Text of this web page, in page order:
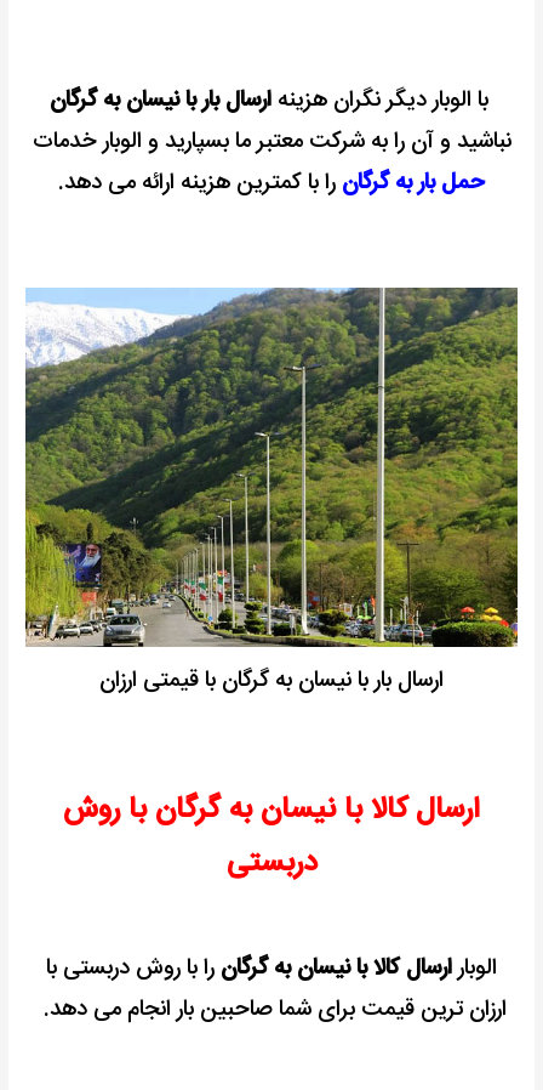
با الوبار دیگر نگران هزینهارسال بار با نیسان به گرگان
نباشید و آن را به شرکت معتبر ما بسپارید و الوبار خدمات
حمل بار به گرگان را با کمترین هزینه ارائه می دهد.
ارسال بار با نیسان به گرگان با قیمتی ارزان
ارسال کالا با نیسان به گرگان با روش
دربستی
الوبارارسال کالا با نیسان به گرگان را با روش دربستی با
ارزان ترین قیمت برای شما صاحبین بار انجام می دهد.